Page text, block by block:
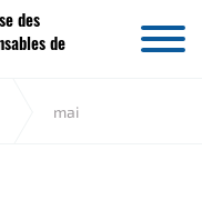
des
de
mai